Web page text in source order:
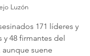
Luzón
171 líderes y
y 48 firmantes del
aunque suene